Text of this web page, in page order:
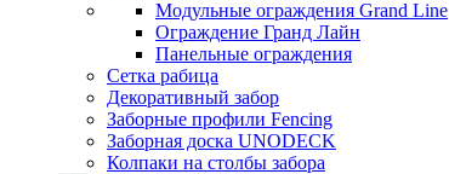
Модульные ограждения Grand Line
Ограждение Гранд Лайн
Панельные ограждения
Сетка рабица
Декоративный забор
Заборные профили Fencing
Заборная доска UNODECK
Колпаки на столбы забора